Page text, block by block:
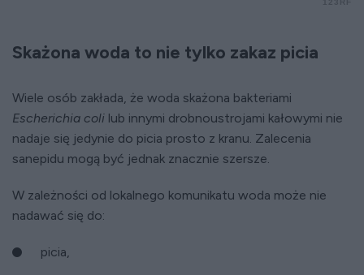
Skażona woda to nie tylko zakaz picia
Wiele osób zakłada, że woda skażona bakteriami
Escherichia coli lub innymi drobnoustrojami kałowymi nie
nadaje się jedynie do picia prosto z kranu. Zalecenia
sanepidu mogą być jednak znacznie szersze.
W zależności od lokalnego komunikatu woda może nie
nadawać się do:
picia,